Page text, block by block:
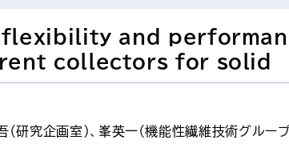
flexibility and
collectors for solid
研究企画室）、峯英一（機能性繊維技術グループ